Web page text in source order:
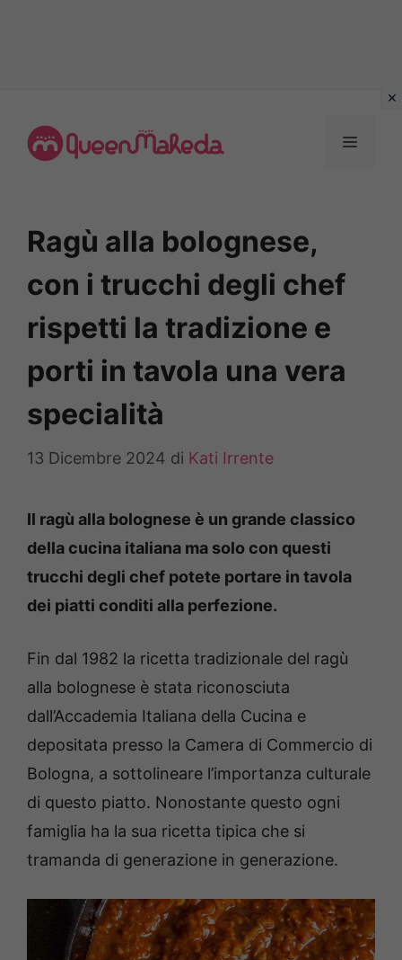
contenuto
MENU
Ragù alla bolognese,
con i trucchi degli chef
rispetti la tradizione e
porti in tavola una vera
specialità
13 Dicembre 2024 di Kati Irrente
Il ragù alla bolognese è un grande classico
della cucina italiana ma solo con questi
trucchi degli chef potete portare in tavola
dei piatti conditi alla perfezione.
Fin dal 1982 la ricetta tradizionale del ragù
alla bolognese è stata riconosciuta
dall’Accademia Italiana della Cucina e
depositata presso la Camera di Commercio di
Bologna, a sottolineare l’importanza culturale
di questo piatto. Nonostante questo ogni
famiglia ha la sua ricetta tipica che si
tramanda di generazione in generazione.